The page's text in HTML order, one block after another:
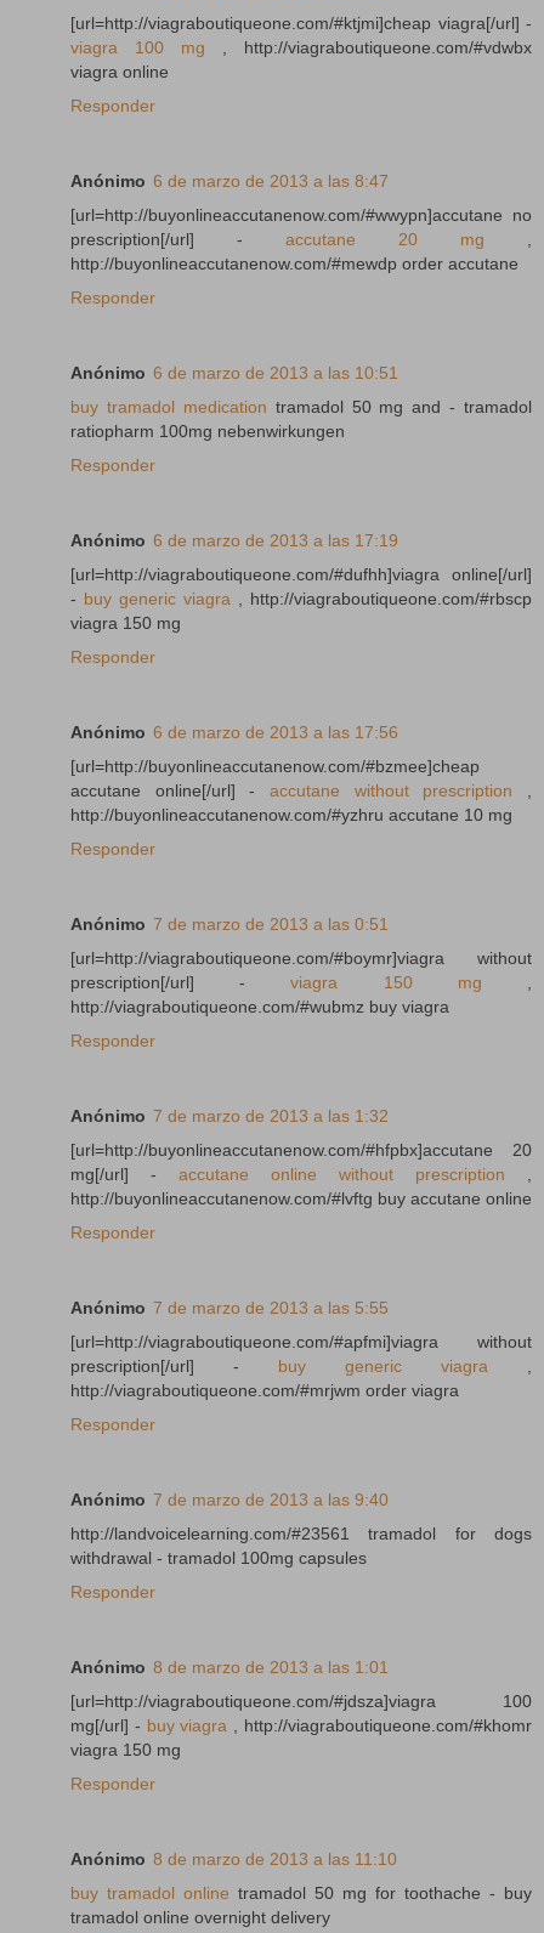
[url=http://viagraboutiqueone.com/#ktjmi]cheap viagra[/url] -
viagra 100 mg , http://viagraboutiqueone.com/#vdwbx
viagra online
Responder
Anónimo 6 de marzo de 2013 a las 8:47
[url=http://buyonlineaccutanenow.com/#wwypn]accutane no
prescription[/url] - accutane 20 mg
http://buyonlineaccutanenow.com/#mewdp order accutane
Responder
Anónimo 6 de marzo de 2013 a las 10:51
buy tramadol medication tramadol 50 mg and - tramadol
ratiopharm 100mg nebenwirkungen
Responder
Anónimo 6 de marzo de 2013 a las 17:19
[url=http://viagraboutiqueone.com/#dufhh]viagra online[/url]
- buy generic viagra , http://viagraboutiqueone.com/#rbscp
viagra 150 mg
Responder
Anónimo 6 de marzo de 2013 a las 17:56
[url=http://buyonlineaccutanenow.com/#bzmee]cheap
accutane online[/url] - accutane without prescription
http://buyonlineaccutanenow.com/#yzhru accutane 10 mg
Responder
Anónimo 7 de marzo de 2013 a las 0:51
[url=http://viagraboutiqueone.com/#boymr]viagra without
prescription[/url] -viagra 150 mg
http://viagraboutiqueone.com/#wubmz buy viagra
Responder
Anónimo 7 de marzo de 2013 a las 1:32
[url=http://buyonlineaccutanenow.com/#hfpbx]accutane 20
mg[/url] - accutane online without prescription
http://buyonlineaccutanenow.com/#lvftg buy accutane online
Responder
Anónimo 7 de marzo de 2013 a las 5:55
[url=http://viagraboutiqueone.com/#apfmi]viagra without
prescription[/url] - buy generic viagra
http://viagraboutiqueone.com/#mrjwm order viagra
Responder
Anónimo 7 de marzo de 2013 a las 9:40
http://landvoicelearning.com/#23561 tramadol for dogs
withdrawal - tramadol 100mg capsules
Responder
Anónimo 8 de marzo de 2013 a las 1:01
[url=http://viagraboutiqueone.com/#jdsza]viagra 100
mg[/url] - buy viagra , http://viagraboutiqueone.com/#khomr
viagra 150 mg
Responder
Anónimo 8 de marzo de 2013 a las 11:10
buy tramadol online tramadol 50 mg for toothache - buy
tramadol online overnight delivery